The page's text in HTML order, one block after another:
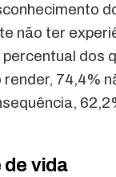
não ter
dos
74,4%
de vida